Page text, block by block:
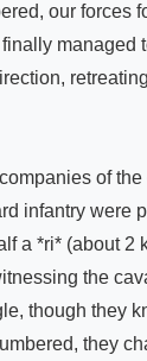
our forces
managed
of the
infantry were
a *ri* (about 2
the
though they
they